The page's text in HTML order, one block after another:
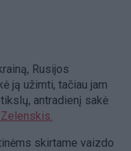
Rusijos
ją užimti, tačiau jam
antradienį sakė
skirtame vaizdo